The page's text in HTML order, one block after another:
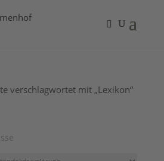
verschlagwortet mit „Lexikon“